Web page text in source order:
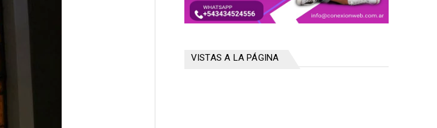
VISTAS A LA PÁGINA